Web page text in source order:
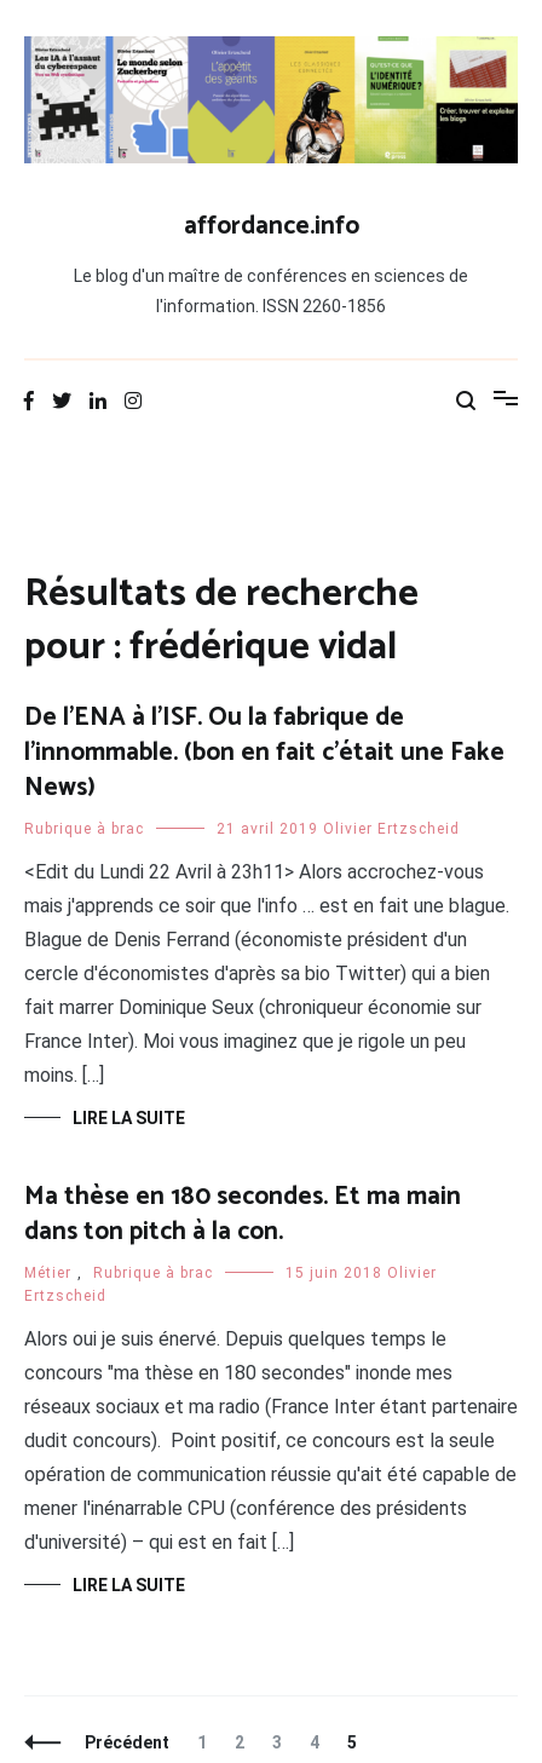
contenu
affordance.info
Le blog d'un maître de conférences en sciences de
l'information. ISSN 2260-1856
Résultats de recherche
pour :frédérique vidal
De l’ENA à l’ISF. Ou la fabrique de
l’innommable. (bon en fait c’était une Fake
News)
Rubrique à brac 21 avril 2019 Olivier Ertzscheid
<Edit du Lundi 22 Avril à 23h11> Alors accrochez-vous
mais j'apprends ce soir que l'info … est en fait une blague.
Blague de Denis Ferrand (économiste président d'un
cercle d'économistes d'après sa bio Twitter) qui a bien
fait marrer Dominique Seux (chroniqueur économie sur
France Inter). Moi vous imaginez que je rigole un peu
moins. […]
LIRE LA SUITE
Ma thèse en 180 secondes. Et ma main
dans ton pitch à la con.
Métier Rubrique à brac 15 juin 2018 Olivier
Ertzscheid
Alors oui je suis énervé. Depuis quelques temps le
concours "ma thèse en 180 secondes" inonde mes
réseaux sociaux et ma radio (France Inter étant partenaire
dudit concours). Point positif, ce concours est la seule
opération de communication réussie qu'ait été capable de
mener l'inénarrable CPU (conférence des présidents
d'université) – qui est en fait […]
LIRE LA SUITE
NavigationPrécédent Page
1 Page
2 Page
3 Page
4 Page
5